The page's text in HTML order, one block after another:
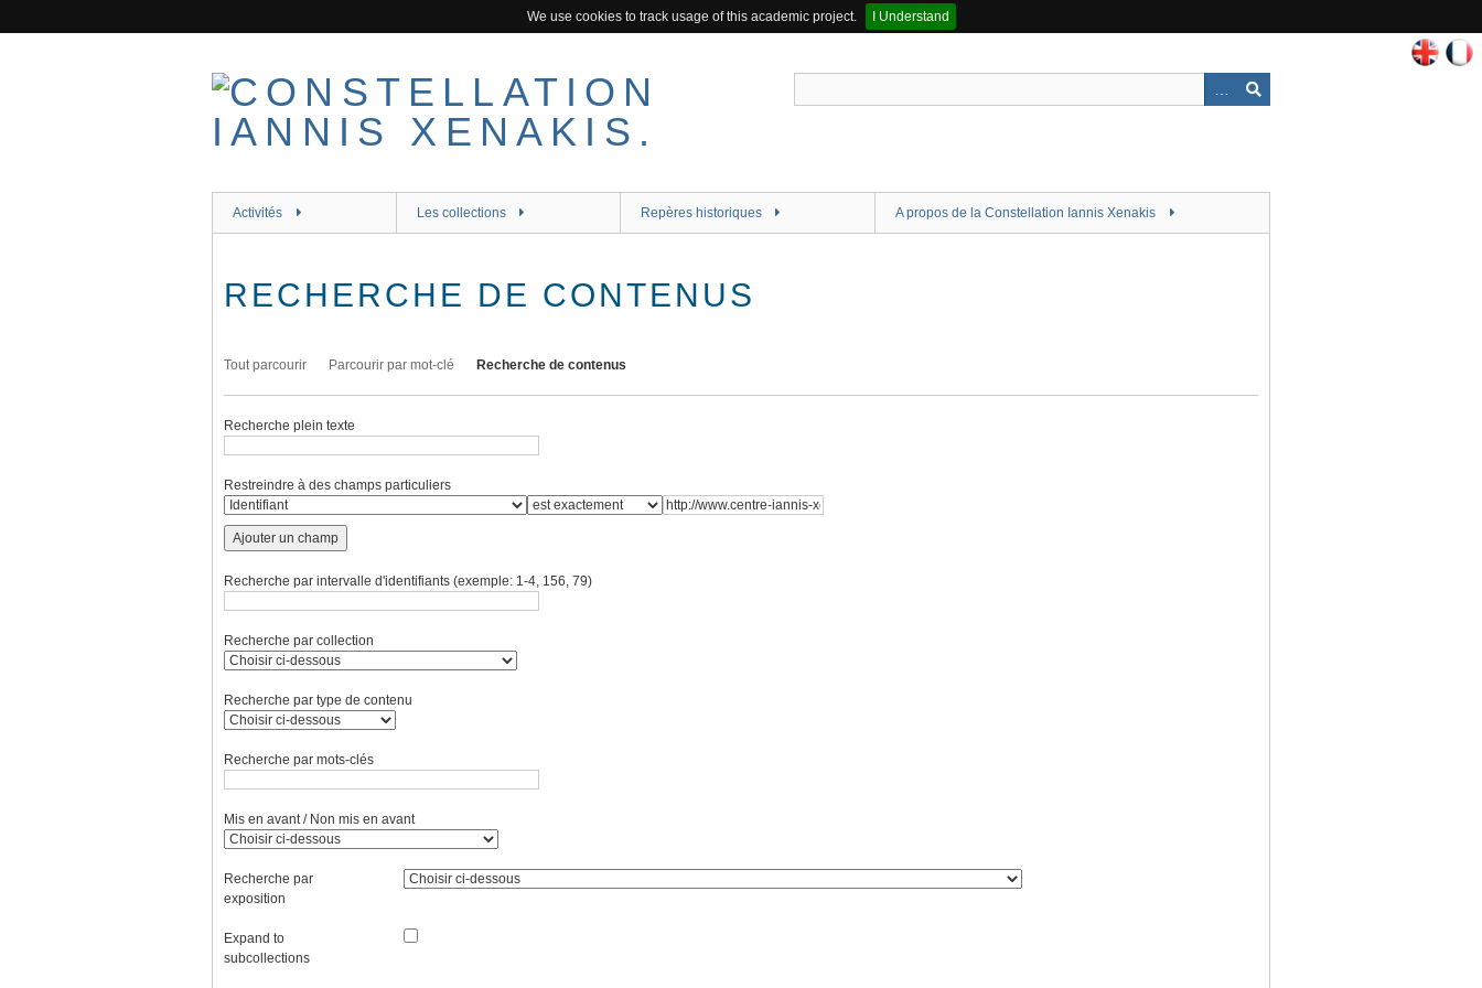
We use cookies to track usage of this academic project.
I Understand
Activités Les collections Repères historiques A propos de la Constellation Iannis Xenakis
RECHERCHE DE CONTENUS
Tout parcourir Parcourir par mot-clé Recherche de contenus
Recherche plein texte
Restreindre à des champs particuliers
Ajouter un champ
Recherche par intervalle d'identifiants (exemple: 1-4, 156, 79)
Recherche par collection
Recherche par type de contenu
Recherche par mots-clés
Mis en avant / Non mis en avant
Recherche par
exposition
Expand to
subcollections